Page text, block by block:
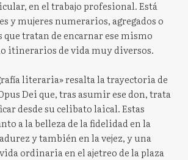
en el trabajo profesional. Está
y mujeres numerarios, agregados o
que tratan de encarnar ese mismo
itinerarios de vida muy diversos.
literaria» resalta la trayectoria de
Dei que, tras asumir ese don, trata
desde su celibato laical. Estas
a la belleza de la fidelidad en la
y también en la vejez, y una
ordinaria en el ajetreo de la plaza